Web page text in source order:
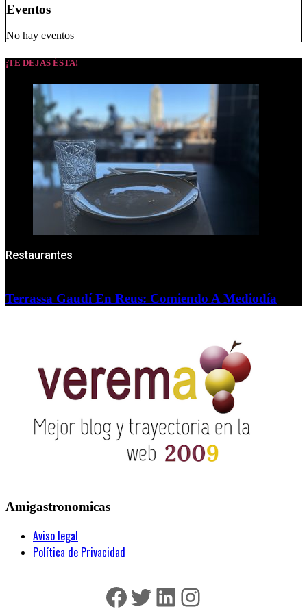
Eventos
No hay eventos
¡TE DEJAS ÉSTA!
Restaurantes
Terrassa Gaudí En Reus: Comiendo A Mediodía
Amigastronomicas
Aviso legal
Política de Privacidad
Facebook
Twitter
LinkedIn
Instagram